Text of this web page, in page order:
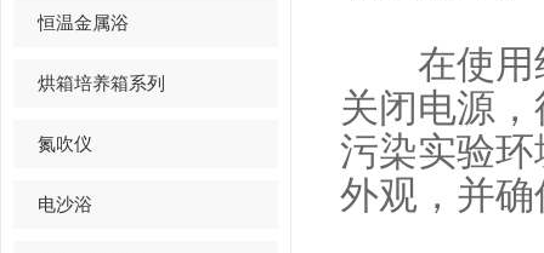
恒温金属浴
烘箱培养箱系列
氮吹仪
电沙浴
在使用结
关闭电源
污染实验
外观，并